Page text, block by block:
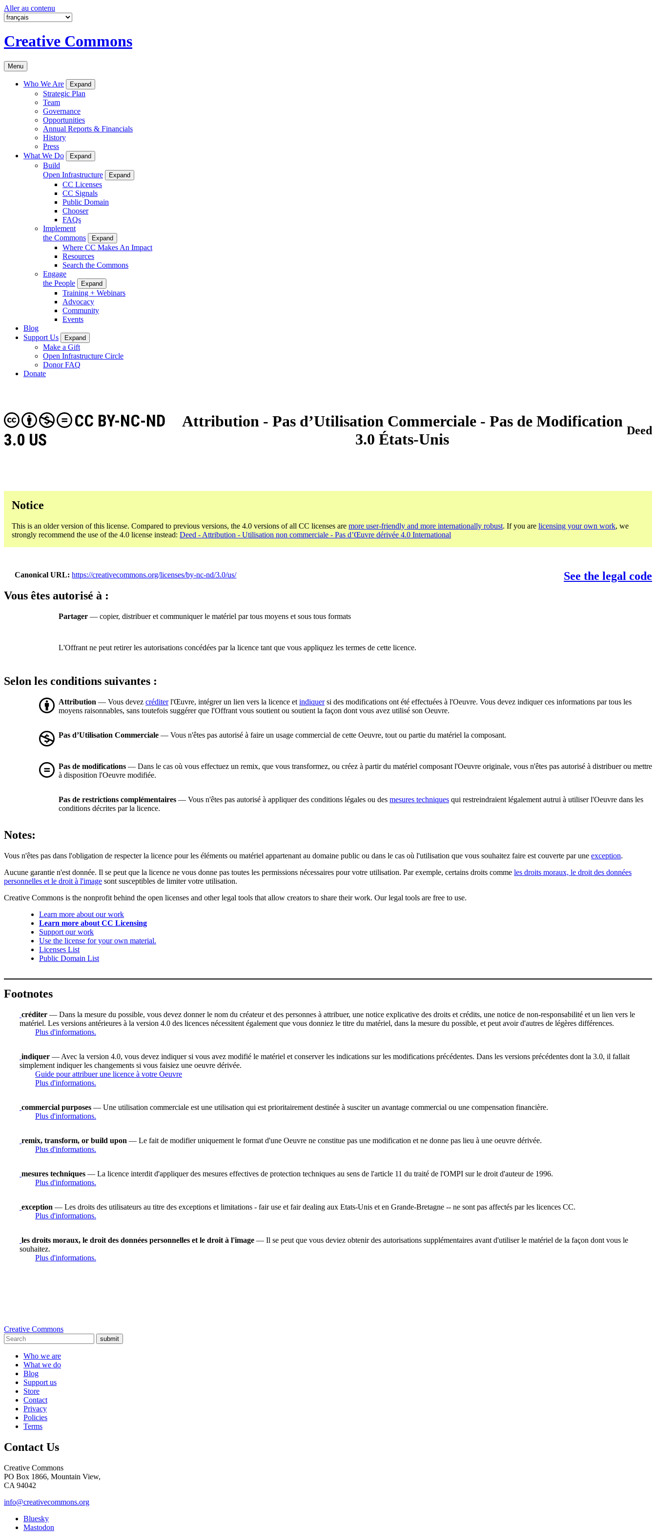
Aller au contenu
Creative Commons
Menu
Who We Are Expand
Strategic Plan
Team
Governance
Opportunities
Annual Reports & Financials
History
Press
What We Do
Expand
Build
Open Infrastructure
Expand
CC Licenses
CC Signals
Public Domain
Chooser
FAQs
Implement
the Commons
Expand
Where CC Makes An Impact
Resources
Search the Commons
Engage
the People
Expand
Training + Webinars
Advocacy
Community
Events
Blog
Support Us
Expand
Make a Gift
Open Infrastructure Circle
Donor FAQ
Donate
Attribution - Pas d’Utilisation Commerciale - Pas de Modification
3.0 États-Unis
CC BY-NC-ND
3.0 US
Deed
Notice
This is an older version of this license. Compared to previous versions, the 4.0 versions of all CC licenses are more user-friendly and more internationally robust. If you are licensing your own work, we
strongly recommend the use of the 4.0 license instead: Deed - Attribution - Utilisation non commerciale - Pas d’Œuvre dérivée 4.0 International
Canonical URL https://creativecommons.org/licenses/by-nc-nd/3.0/us/
See the legal code
Vous êtes autorisé à :
Partager — copier, distribuer et communiquer le matériel par tous moyens et sous tous formats
L'Offrant ne peut retirer les autorisations concédées par la licence tant que vous appliquez les termes de cette licence.
Selon les conditions suivantes :
Attribution — Vous devez créditerl'Œuvre, intégrer un lien vers la licence et indiquersi des modifications ont été effectuées à l'Oeuvre. Vous devez indiquer ces informations par tous les
moyens raisonnables, sans toutefois suggérer que l'Offrant vous soutient ou soutient la façon dont vous avez utilisé son Oeuvre.
Pas d’Utilisation Commerciale — Vous n'êtes pas autorisé à faire un usage commercial de cette Oeuvre, tout ou partie du matériel la composant.
Pas de modifications — Dans le cas où vous effectuez un remix, que vous transformez, ou créez à partir du matériel composant l'Oeuvre originale, vous n'êtes pas autorisé à distribuer ou mettre
à disposition l'Oeuvre modifiée.
Pas de restrictions complémentaires — Vous n'êtes pas autorisé à appliquer des conditions légales ou des mesures techniques qui restreindraient légalement autrui à utiliser l'Oeuvre dans les
conditions décrites par la licence.
Notes:
Vous n'êtes pas dans l'obligation de respecter la licence pour les éléments ou matériel appartenant au domaine public ou dans le cas où l'utilisation que vous souhaitez faire est couverte par une exception.
Aucune garantie n'est donnée. Il se peut que la licence ne vous donne pas toutes les permissions nécessaires pour votre utilisation. Par exemple, certains droits comme les droits moraux, le droit des données
personnelles et le droit à l'image sont susceptibles de limiter votre utilisation.
Creative Commons is the nonprofit behind the open licenses and other legal tools that allow creators to share their work. Our legal tools are free to use.
Learn more about our work
Learn more about CC Licensing
Support our work
Use the license for your own material.
Licenses List
Public Domain List
Footnotes
créditer — Dans la mesure du possible, vous devez donner le nom du créateur et des personnes à attribuer, une notice explicative des droits et crédits, une notice de non-responsabilité et un lien vers le
matériel. Les versions antérieures à la version 4.0 des licences nécessitent également que vous donniez le titre du matériel, dans la mesure du possible, et peut avoir d'autres de légères différences.
Plus d'informations.
indiquer — Avec la version 4.0, vous devez indiquer si vous avez modifié le matériel et conserver les indications sur les modifications précédentes. Dans les versions précédentes dont la 3.0, il fallait
simplement indiquer les changements si vous faisiez une oeuvre dérivée.
Guide pour attribuer une licence à votre Oeuvre
Plus d'informations.
commercial purposes — Une utilisation commerciale est une utilisation qui est prioritairement destinée à susciter un avantage commercial ou une compensation financière.
Plus d'informations.
remix, transform, or build upon — Le fait de modifier uniquement le format d'une Oeuvre ne constitue pas une modification et ne donne pas lieu à une oeuvre dérivée.
Plus d'informations.
mesures techniques — La licence interdit d'appliquer des mesures effectives de protection techniques au sens de l'article 11 du traité de l'OMPI sur le droit d'auteur de 1996.
Plus d'informations.
exception — Les droits des utilisateurs au titre des exceptions et limitations - fair use et fair dealing aux Etats-Unis et en Grande-Bretagne -- ne sont pas affectés par les licences CC.
Plus d'informations.
les droits moraux, le droit des données personnelles et le droit à l'image — Il se peut que vous deviez obtenir des autorisations supplémentaires avant d'utiliser le matériel de la façon dont vous le
souhaitez.
Plus d'informations.
Creative Commons
submit
Who we are
What we do
Blog
Support us
Store
Contact
Privacy
Policies
Terms
Contact Us
Creative Commons
PO Box 1866, Mountain View,
CA 94042
info@creativecommons.org
Bluesky
Mastodon